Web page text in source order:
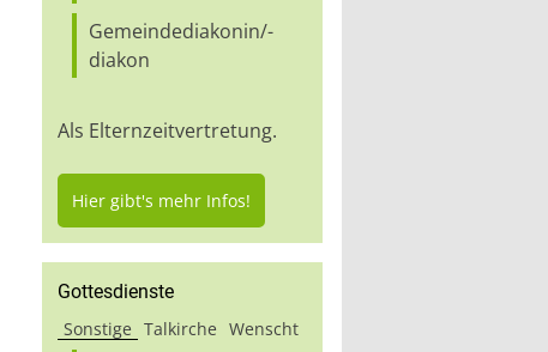
Gemeindediakonin/-
diakon
Als Elternzeitvertretung.
Hier gibt's mehr Infos!
Gottesdienste
Sonstige Talkirche Wenscht